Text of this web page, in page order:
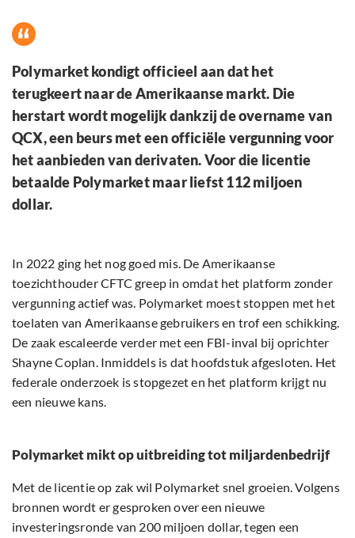
Polymarket kondigt officieel aan dat het
terugkeert naar de Amerikaanse markt. Die
herstart wordt mogelijk dankzij de overname van
QCX, een beurs met een officiële vergunning voor
het aanbieden van derivaten. Voor die licentie
betaalde Polymarket maar liefst 112 miljoen
dollar.
In 2022 ging het nog goed mis. De Amerikaanse
toezichthouder CFTC greep in omdat het platform zonder
vergunning actief was. Polymarket moest stoppen met het
toelaten van Amerikaanse gebruikers en trof een schikking.
De zaak escaleerde verder met een FBI-inval bij oprichter
Shayne Coplan. Inmiddels is dat hoofdstuk afgesloten. Het
federale onderzoek is stopgezet en het platform krijgt nu
een nieuwe kans.
Polymarket mikt op uitbreiding tot miljardenbedrijf
Met de licentie op zak wil Polymarket snel groeien. Volgens
bronnen wordt er gesproken over een nieuwe
investeringsronde van 200 miljoen dollar, tegen een